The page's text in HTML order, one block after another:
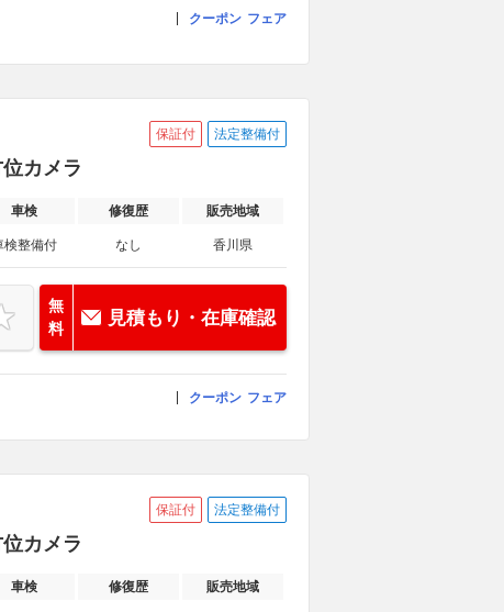
クーポン フェア
保証付 法定整備付
カメラ
車検 修復歴 販売地域
検整備付 なし 香川県
無
料
見積もり・在庫確認
クーポン フェア
保証付 法定整備付
カメラ
車検 修復歴 販売地域